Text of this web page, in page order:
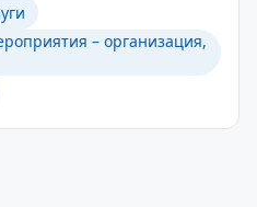
– организация,